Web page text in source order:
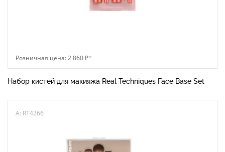
Розничная цена: 2 860 ₽*
Набор кистей для макияжа Real Techniques Face Base Set
A: RT4266